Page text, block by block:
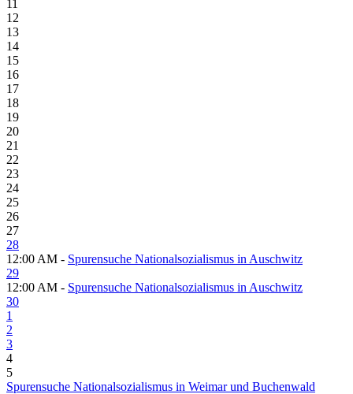
11
12
13
14
15
16
17
18
19
20
21
22
23
24
25
26
27
28
12:00 AM - Spurensuche Nationalsozialismus in Auschwitz
29
12:00 AM - Spurensuche Nationalsozialismus in Auschwitz
30
1
2
3
4
5
Spurensuche Nationalsozialismus in Weimar und Buchenwald